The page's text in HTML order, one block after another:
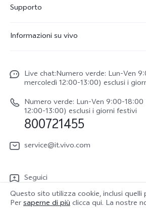
X300
V70 FE
vivo Watch GT 2
Y31 5G
vivo Buds Air3
Supporto
Funtouch OS
Aggiornamento del sistema
Manuale utente
Informazioni sulla Garanzia
Scarica le LUT per il ripristino di Log
Informazioni su vivo
Lavori con noi
Netiquette vivo
Note legali
Centro per la privacy di vivo
Live chat:Numero verde: Lun-Ven
mercoledì 12:00-13:00) esclusi i
Numero verde: Lun-Ven 9:00-
12:00-13:00) esclusi i giorni festivi
800721455
service@it.vivo.com
Seguici
Questo sito utilizza cookie, inclusi
Persaperne di piùclicca qui. La nostre